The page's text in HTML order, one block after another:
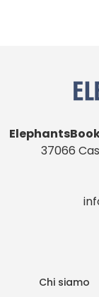
37066
Chi siamo